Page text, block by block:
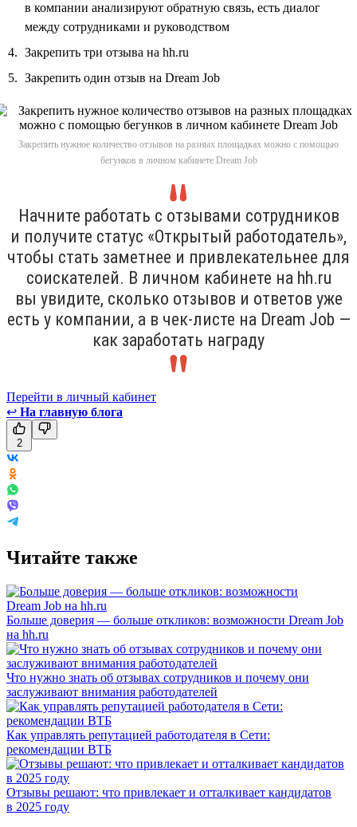
в компании анализируют обратную связь, есть диалог
между сотрудниками и руководством
Закрепить три отзыва на hh.ru
Закрепить один отзыв на Dream Job
Закрепить нужное количество отзывов на разных площадках можно с помощью
бегунков в личном кабинете Dream Job
Начните работать с отзывами сотрудников
и получите статус «Открытый работодатель»,
чтобы стать заметнее и привлекательнее для
соискателей. В личном кабинете на hh.ru
вы увидите, сколько отзывов и ответов уже
есть у компании, а в чек-листе на Dream Job —
как заработать награду
Перейти в личный кабинет
↩ На главную блога
2
Читайте также
Больше доверия — больше откликов: возможности Dream Job
на hh.ru
Что нужно знать об отзывах сотрудников и почему они
заслуживают внимания работодателей
Как управлять репутацией работодателя в Сети:
рекомендации ВТБ
Отзывы решают: что привлекает и отталкивает кандидатов
в 2025 году